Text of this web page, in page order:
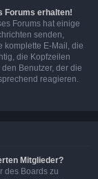
Forums erhalten!
Forums hat einige
senden,
komplette E-Mail, die
die Kopfzeilen
Benutzer, der die
reagieren.
Mitglieder?
des Boards zu